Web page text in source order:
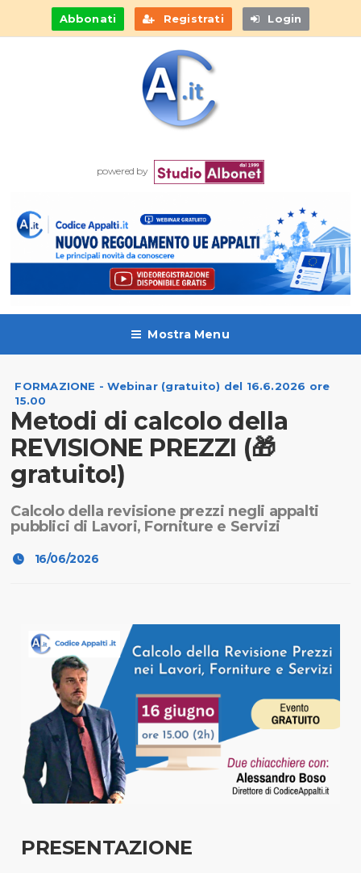
Abbonati Registrati Login
powered by
Mostra Menu
FORMAZIONE - Webinar (gratuito) del 16.6.2026 ore
15.00
Metodi di calcolo della
REVISIONE PREZZI (🎁
gratuito!)
Calcolo della revisione prezzi negli appalti
pubblici di Lavori, Forniture e Servizi
16/06/2026
PRESENTAZIONE